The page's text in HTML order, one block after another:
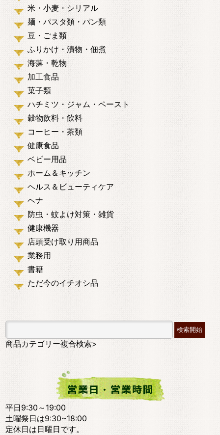
米・小麦・シリアル
麺・パスタ類・パン類
豆・ごま類
ふりかけ・漬物・佃煮
海藻・乾物
加工食品
菓子類
ハチミツ・ジャム・ペースト
穀物飲料・飲料
コーヒー・茶類
健康食品
ベビー用品
ホーム＆キッチン
ヘルス＆ビューティケア
ヘナ
防虫・蚊よけ対策・雑貨
健康機器
店頭受け取り用商品
業務用
書籍
ただ今のイチオシ品
商品カテゴリー複合検索>
平日9:30～19:00
土曜祭日は9:30~18:00
定休日は日曜日です。